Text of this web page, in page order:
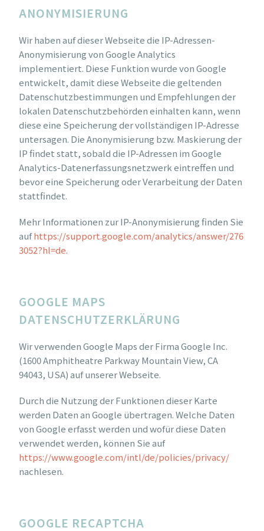
ANONYMISIERUNG
Wir haben auf dieser Webseite die IP-Adressen-
Anonymisierung von Google Analytics
implementiert. Diese Funktion wurde von Google
entwickelt, damit diese Webseite die geltenden
Datenschutzbestimmungen und Empfehlungen der
lokalen Datenschutzbehörden einhalten kann, wenn
diese eine Speicherung der vollständigen IP-Adresse
untersagen. Die Anonymisierung bzw. Maskierung der
IP findet statt, sobald die IP-Adressen im Google
Analytics-Datenerfassungsnetzwerk eintreffen und
bevor eine Speicherung oder Verarbeitung der Daten
stattfindet.
Mehr Informationen zur IP-Anonymisierung finden Sie
aufhttps://support.google.com/analytics/answer/276
3052?hl=de.
GOOGLE MAPS
DATENSCHUTZERKLÄRUNG
Wir verwenden Google Maps der Firma Google Inc.
(1600 Amphitheatre Parkway Mountain View, CA
94043, USA) auf unserer Webseite.
Durch die Nutzung der Funktionen dieser Karte
werden Daten an Google übertragen. Welche Daten
von Google erfasst werden und wofür diese Daten
verwendet werden, können Sie auf
https://www.google.com/intl/de/policies/privacy/
nachlesen.
GOOGLE RECAPTCHA